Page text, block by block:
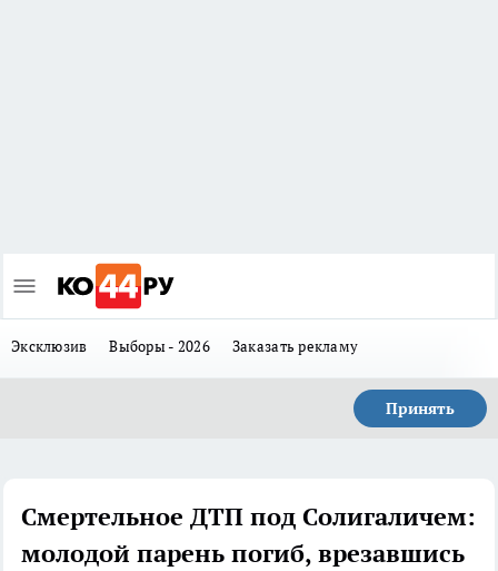
Эксклюзив Выборы - 2026 Заказать рекламу
Принять
Смертельное ДТП под Солигаличем:
молодой парень погиб, врезавшись